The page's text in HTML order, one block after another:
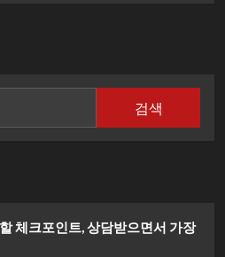
검색
체크포인트, 상담받으면서 가장